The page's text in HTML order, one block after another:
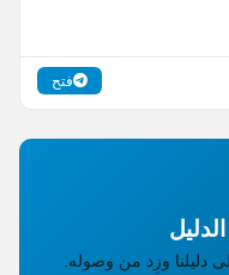
فتح
دليلنا وزِد من وصوله.